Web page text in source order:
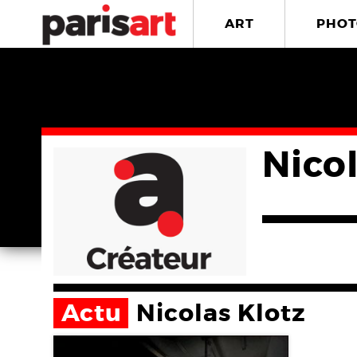
ART
Actu Nicolas Klotz